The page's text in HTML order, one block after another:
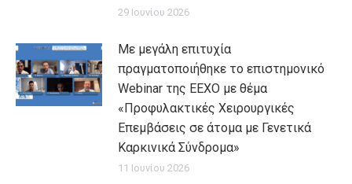
29 Ιουνίου 2026
Με μεγάλη επιτυχία
πραγματοποιήθηκε το επιστημονικό
Webinar της ΕΕΧΟ με θέμα
«Προφυλακτικές Χειρουργικές
Επεμβάσεις σε άτομα με Γενετικά
Καρκινικά Σύνδρομα»
11 Ιουνίου 2026